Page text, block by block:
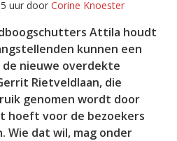
uur door Corine Knoester
Attila houdt
kunnen een
nieuwe overdekte
Rietveldlaan, die
genomen wordt door
hoeft voor de bezoekers
Wie dat wil, mag onder